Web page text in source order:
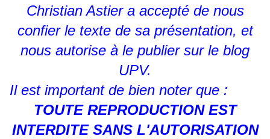
Christian Astier a accepté de nous
confier le texte de sa présentation, et
nous autorise à le publier sur le blog
UPV.
Il est important de bien noter que :
TOUTE REPRODUCTION EST
INTERDITE SANS L'AUTORISATION